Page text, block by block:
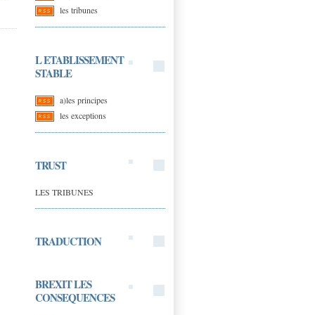
les tribunes
L ETABLISSEMENT
STABLE
a)les principes
les exceptions
TRUST
LES TRIBUNES
TRADUCTION
BREXIT LES
CONSEQUENCES